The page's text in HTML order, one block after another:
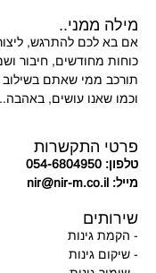
מילה ממני..
אם בא לכם להתרגש,
כוחות מחודשים, חיבור
תורכב ממי שאתם בשילוב
וכמו שאנו עושים,
פרטי התקשרות
טלפון: 054-6804950
מייל: nir@nir-m.co.il
שירותים
- הקמת גינות
- שיקום גינות